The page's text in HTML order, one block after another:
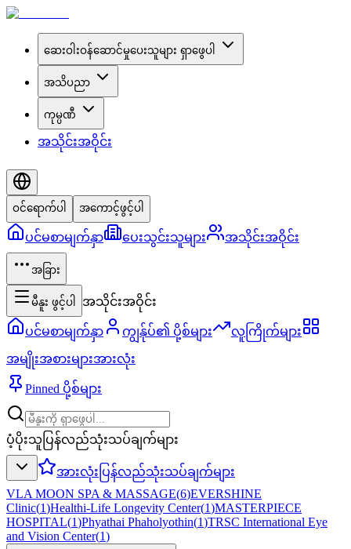
ဆေးဝါးဝန်ဆောင်မှုပေးသူများ ရှာဖွေပါ
အသိပညာ
ကုမ္ပဏီ
အသိုင်းအဝိုင်း
ဝင်ရောက်ပါ အကောင့်ဖွင့်ပါ
ပင်မစာမျက်နှာ ပေးသွင်းသူများ အသိုင်းအဝိုင်း
အခြား
မီနူး ဖွင့်ပါ အသိုင်းအဝိုင်း
ပင်မစာမျက်နှာ ကျွန်ုပ်၏ ပို့စ်များ လူကြိုက်များ
အမျိုးအစားများအားလုံး
Pinned ပို့စ်များ
ပံ့ပိုးသူပြန်လည်သုံးသပ်ချက်များ
အားလုံးပြန်လည်သုံးသပ်ချက်များ
VLA MOON SPA & MASSAGE(6)EVERSHINE
Clinic(1)Healthi-Life Longevity Center(1)MASTERPIECE
HOSPITAL(1)Phyathai Phaholyothin(1)TRSC International Eye
and Vision Center(1)